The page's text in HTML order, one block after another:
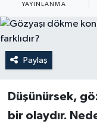
YAYINLANMA
Paylaş
Düşünürsek,
bir olaydır.
Haber Arşivi